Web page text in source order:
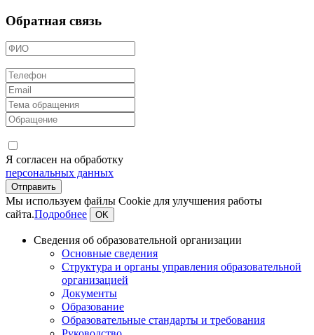
Обратная связь
Я согласен на обработку
персональных данных
Мы используем файлы Cookie для улучшения работы
сайта.Подробнее OK
Сведения об образовательной организации
Основные сведения
Структура и органы управления образовательной
организацией
Документы
Образование
Образовательные стандарты и требования